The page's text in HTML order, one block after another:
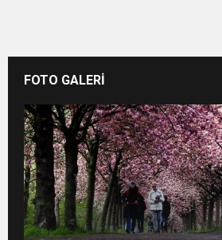
FOTO GALERİ